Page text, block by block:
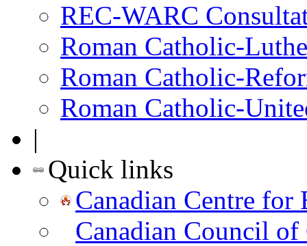
REC-WARC
Roman Catholic-
Roman Catholic-
Roman Catholic-
|
Quick links
Canadian Centre for
Canadian Council of